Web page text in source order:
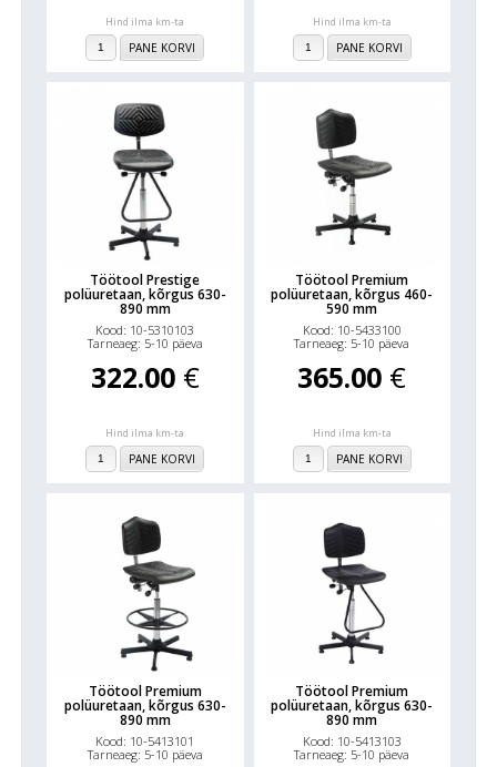
Hind ilma km-ta
PANE KORVI
Hind ilma km-ta
PANE KORVI
Töötool Prestige
polüuretaan, kõrgus 630-
890 mm
Kood: 10-5310103
Tarneaeg: 5-10 päeva
322.00 €
Hind ilma km-ta
PANE KORVI
Töötool Premium
polüuretaan, kõrgus 460-
590 mm
Kood: 10-5433100
Tarneaeg: 5-10 päeva
365.00 €
Hind ilma km-ta
PANE KORVI
Töötool Premium
polüuretaan, kõrgus 630-
890 mm
Kood: 10-5413101
Tarneaeg: 5-10 päeva
Töötool Premium
polüuretaan, kõrgus 630-
890 mm
Kood: 10-5413103
Tarneaeg: 5-10 päeva